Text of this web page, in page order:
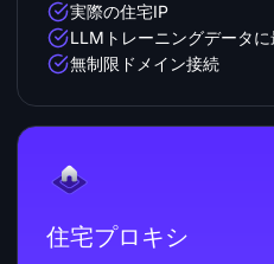
実際の住宅IP
LLMトレーニングデータ
無制限ドメイン接続
住宅プロキシ